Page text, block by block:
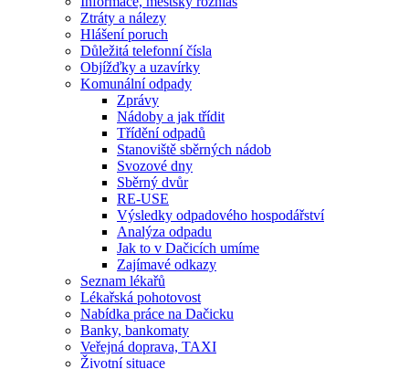
Ztráty a nálezy
Hlášení poruch
Důležitá telefonní čísla
Objížďky a uzavírky
Komunální odpady
Zprávy
Nádoby a jak třídit
Třídění odpadů
Stanoviště sběrných nádob
Svozové dny
Sběrný dvůr
RE-USE
Výsledky odpadového hospodářství
Analýza odpadu
Jak to v Dačicích umíme
Zajímavé odkazy
Seznam lékařů
Lékařská pohotovost
Nabídka práce na Dačicku
Banky, bankomaty
Veřejná doprava, TAXI
Životní situace